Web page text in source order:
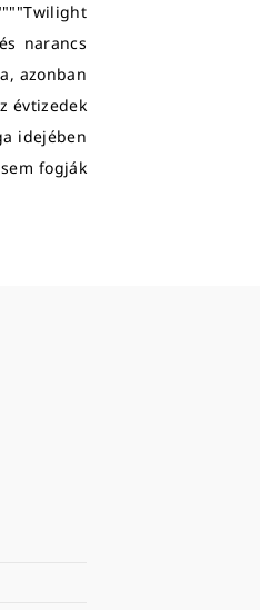
narancs
azonban
évtizedek
idejében
fogják